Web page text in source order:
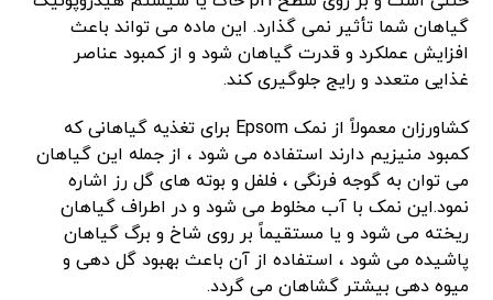
گیاهان شما تأثیر نمی گذارد. این ماده می تواند باعث
افزایش عملکرد و قدرت گیاهان شود و از کمبود عناصر
غذایی متعدد و رایج جلوگیری کند.
کشاورزان معمولاً از نمک Epsom برای تغذیه گیاهانی که
کمبود منیزیم دارند استفاده می شود ، از جمله این گیاهان
می توان به گوجه فرنگی ، فلفل و بوته های گل رز اشاره
نمود.این نمک با آب مخلوط می شود و در اطراف گیاهان
ریخته می شود و یا مستقیماً بر روی شاخ و برگ گیاهان
پاشیده می شود ، استفاده از آن باعث بهبود گل دهی و
میوه دهی بیشتر گشاهان می گردد.